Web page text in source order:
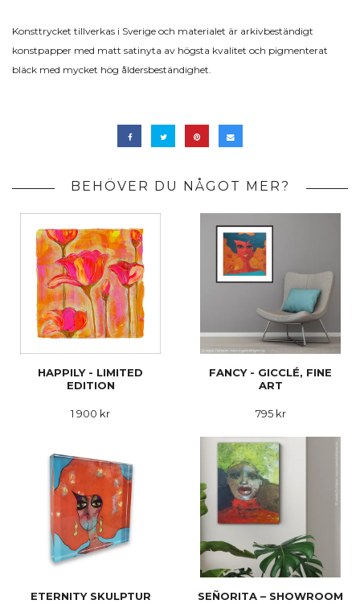
Konsttrycket tillverkas i Sverige och materialet är arkivbeständigt
konstpapper med matt satinyta av högsta kvalitet och pigmenterat
bläck med mycket hög åldersbeständighet.
BEHÖVER DU NÅGOT MER?
HAPPILY - LIMITED
EDITION
1 900 kr
FANCY - GICCLÉ, FINE
ART
795 kr
ETERNITY SKULPTUR SEÑORITA – SHOWROOM